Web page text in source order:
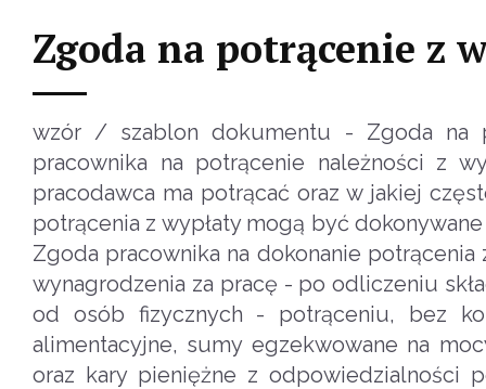
Zgoda na potrącenie z
wzór / szablon dokumentu - Zgoda na
pracownika na potrącenie należności z
pracodawca ma potrącać oraz w jakiej
potrącenia z wypłaty mogą być
Zgoda pracownika na dokonanie
wynagrodzenia za pracę - po odliczeniu
od osób fizycznych - potrąceniu, bez
alimentacyjne, sumy egzekwowane na
oraz kary pieniężne z odpowiedzialności